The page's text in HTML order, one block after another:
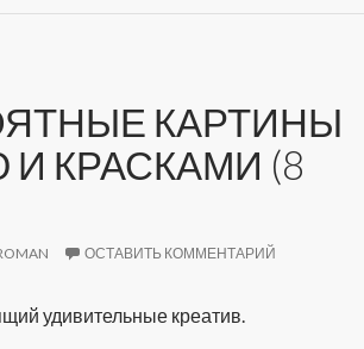
КАРТИНЫ
КРАСКАМИ (8
ОСТАВИТЬ КОММЕНТАРИЙ
удивительные креатив.